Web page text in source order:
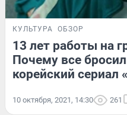
КУЛЬТУРА ОБЗОР
13 лет работы на
Почему все
корейский сериал
10 октября, 2021, 14:30 261